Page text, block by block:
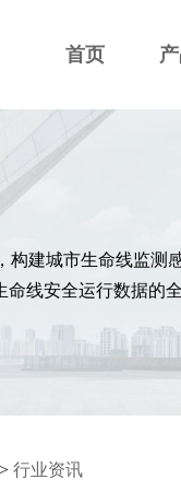
首页
构建城市生命线监测
命线安全运行数据的
>行业资讯